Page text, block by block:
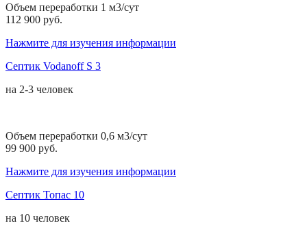
Объем переработки 1 м3/сут
112 900 руб.
Нажмите для изучения информации
Септик Vodanoff S 3
на 2-3 человек
Объем переработки 0,6 м3/сут
99 900 руб.
Нажмите для изучения информации
Септик Топас 10
на 10 человек